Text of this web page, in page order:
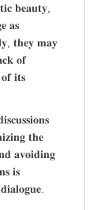
𝐛𝐞𝐚𝐮𝐭𝐲,
𝐚𝐬
𝐭𝐡𝐞𝐲 𝐦𝐚𝐲
𝐨𝐟
𝐢𝐭𝐬
𝐭𝐡𝐞
𝐚𝐯𝐨𝐢𝐝𝐢𝐧𝐠
𝐢𝐬